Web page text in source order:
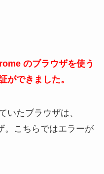
のブラウザを使う
ができました。
いたブラウザは、
。こちらではエラーが